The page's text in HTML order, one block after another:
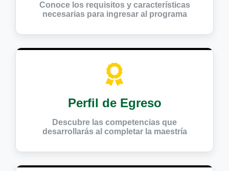
Conoce los requisitos y características
necesarias para ingresar al programa
Perfil de Egreso
Descubre las competencias que
desarrollarás al completar la maestría